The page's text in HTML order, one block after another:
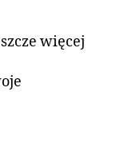
więcej